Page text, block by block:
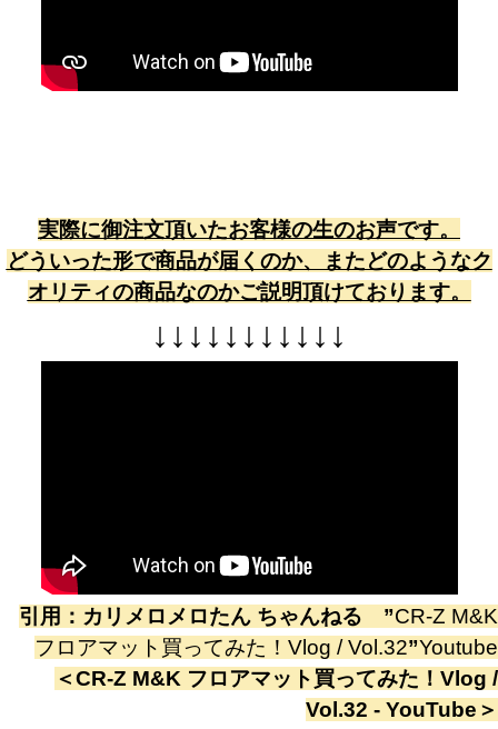
実際に御注文頂いたお客様の生のお声です。
どういった形で商品が届くのか、またどのようなク
オリティの商品なのかご説明頂けております。
↓ ↓ ↓ ↓ ↓ ↓ ↓ ↓ ↓ ↓ ↓
引用： カリメロメロたん ちゃんねる ”CR-Z M&K
フロアマット買ってみた！Vlog / Vol.32”Youtube
＜CR-Z M&K フロアマット買ってみた！Vlog /
Vol.32 - YouTube ＞